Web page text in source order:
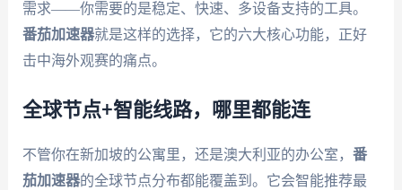
需求——你需要的是稳定、快速、多设备支持的工具。
番茄加速器就是这样的选择，它的六大核心功能，正好
击中海外观赛的痛点。
全球节点+智能线路，哪里都能连
不管你在新加坡的公寓里，还是澳大利亚的办公室， 番
茄加速器的全球节点分布都能覆盖到。它会智能推荐最